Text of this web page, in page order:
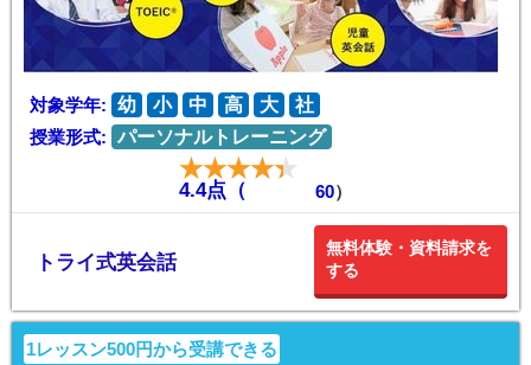
対象学年: 幼 小 中 高 大
社
授業形式: パーソナルトレーニング
4.4点（ 60）
トライ式英会話
無料体験・資料請求を
する
1レッスン500円から受講できる